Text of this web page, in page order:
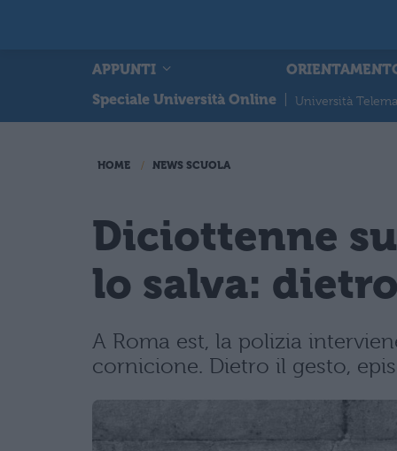
APPUNTI
Speciale Università Online
Università
HOME NEWS SCUOLA
Diciottenne
lo salva:
A Roma est, la polizia
cornicione. Dietro il gesto,